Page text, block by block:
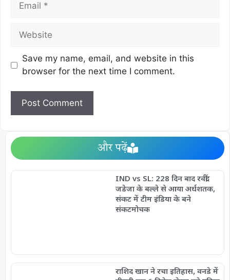
Save my name, email, and website in this
browser for the next time I comment.
और पढ़ें
IND vs SL: 228 दिन बाद रवींद्र
जडेजा के बल्ले से आया अर्धशतक,
संकट में टीम इंडिया के बने
संकटमोचक
राशिद खान ने रचा इतिहास, वनडे में